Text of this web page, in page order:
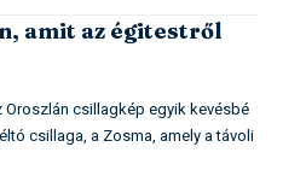
amit az égitestről
csillagkép egyik kevésbé
csillaga, a Zosma, amely a távoli